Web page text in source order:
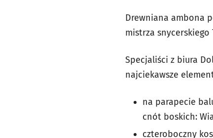
Drewniana ambona
mistrza
Specjaliści z biura
najciekawsze
na parapecie
cnót boskich:
czteroboczny